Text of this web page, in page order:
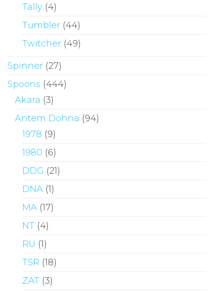
Tally (4)
Tumbler (44)
Twitcher (49)
Spinner (27)
Spoons (444)
Akara (3)
Antem Dohna (94)
1978 (9)
1980 (6)
DDG (21)
DNA (1)
MA (17)
NT (4)
RU (1)
TSR (18)
ZAT (3)